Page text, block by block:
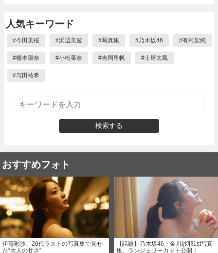
人気キーワード
#今田美桜 #浜辺美波 #写真集 #乃木坂46 #有村架純
#橋本環奈 #小松菜奈 #吉岡里帆 #土屋太鳳
#与田祐希
検索する
おすすめフォト
伊藤彩沙、20代ラストの写真集で見せ
た“大人の甘さ”
【話題】乃木坂46・金川紗耶1st写真
集、ランジェリーカット公開！